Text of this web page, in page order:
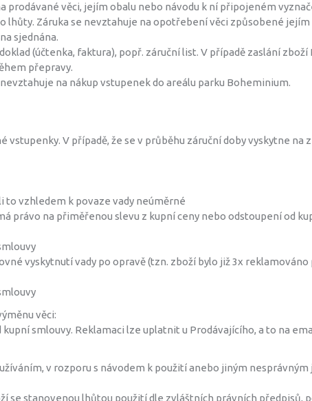
prodávané věci, jejím obalu nebo návodu k ní připojeném
Záruka se nevztahuje na opotřebení věci způsobené jejím
sjednána.
(účtenka, faktura), popř. záruční list. V případě zaslání
přepravy.
na nákup vstupenek do areálu parku Boheminium.
V případě, že se v průběhu záruční doby vyskytne na
to vzhledem k povaze vady neúměrné
právo na přiměřenou slevu z kupní ceny nebo odstoupení od
vyskytnutí vady po opravě (tzn. zboží bylo již 3x
věci:
smlouvy. Reklamaci lze uplatnit u Prodávajícího, a to na
v rozporu s návodem k použití anebo jiným
stanovenou lhůtou použití dle zvláštních právních předpisů,